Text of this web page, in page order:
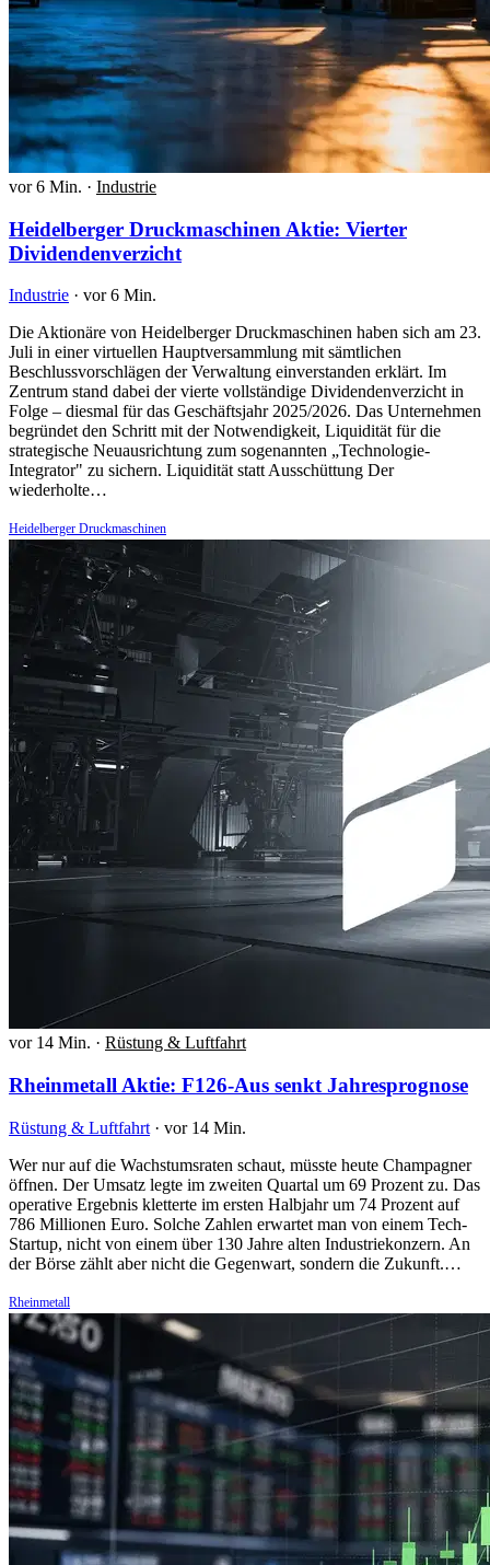
vor 6 Min. · Industrie
Heidelberger Druckmaschinen Aktie: Vierter
Dividendenverzicht
Industrie · vor 6 Min.
Die Aktionäre von Heidelberger Druckmaschinen haben sich am 23.
Juli in einer virtuellen Hauptversammlung mit sämtlichen
Beschlussvorschlägen der Verwaltung einverstanden erklärt. Im
Zentrum stand dabei der vierte vollständige Dividendenverzicht in
Folge – diesmal für das Geschäftsjahr 2025/2026. Das Unternehmen
begründet den Schritt mit der Notwendigkeit, Liquidität für die
strategische Neuausrichtung zum sogenannten „Technologie-
Integrator" zu sichern. Liquidität statt Ausschüttung Der
wiederholte…
Heidelberger Druckmaschinen
vor 14 Min. · Rüstung & Luftfahrt
Rheinmetall Aktie: F126-Aus senkt Jahresprognose
Rüstung & Luftfahrt · vor 14 Min.
Wer nur auf die Wachstumsraten schaut, müsste heute Champagner
öffnen. Der Umsatz legte im zweiten Quartal um 69 Prozent zu. Das
operative Ergebnis kletterte im ersten Halbjahr um 74 Prozent auf
786 Millionen Euro. Solche Zahlen erwartet man von einem Tech-
Startup, nicht von einem über 130 Jahre alten Industriekonzern. An
der Börse zählt aber nicht die Gegenwart, sondern die Zukunft.…
Rheinmetall